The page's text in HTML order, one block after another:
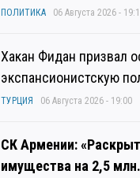
ПОЛИТИКА 06 Августа 2026 -
Хакан Фидан призвал
экспансионистскую
ТУРЦИЯ 06 Августа 2026 - 19:00
СК Армении:
имущества на 2,5